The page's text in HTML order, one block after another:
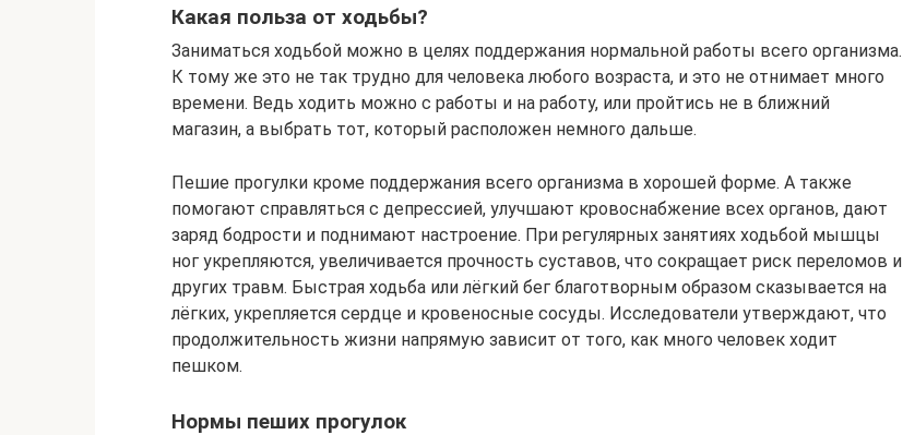
Какая польза от ходьбы?
Заниматься ходьбой можно в целях поддержания нормальной работы всего организма.
К тому же это не так трудно для человека любого возраста, и это не отнимает много
времени. Ведь ходить можно с работы и на работу, или пройтись не в ближний
магазин, а выбрать тот, который расположен немного дальше.
Пешие прогулки кроме поддержания всего организма в хорошей форме. А также
помогают справляться с депрессией, улучшают кровоснабжение всех органов, дают
заряд бодрости и поднимают настроение. При регулярных занятиях ходьбой мышцы
ног укрепляются, увеличивается прочность суставов, что сокращает риск переломов и
других травм. Быстрая ходьба или лёгкий бег благотворным образом сказывается на
лёгких, укрепляется сердце и кровеносные сосуды. Исследователи утверждают, что
продолжительность жизни напрямую зависит от того, как много человек ходит
пешком.
Нормы пеших прогулок